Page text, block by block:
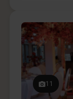
11